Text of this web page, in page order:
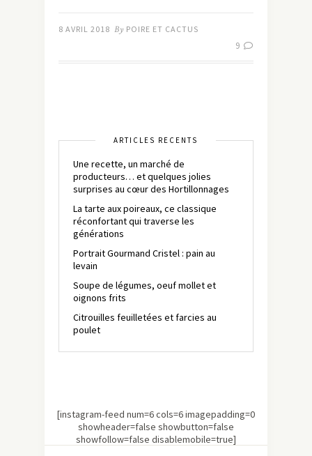
8 AVRIL 2018 By POIRE ET CACTUS
9
ARTICLES RÉCENTS
Une recette, un marché de
producteurs… et quelques jolies
surprises au cœur des Hortillonnages
La tarte aux poireaux, ce classique
réconfortant qui traverse les
générations
Portrait Gourmand Cristel : pain au
levain
Soupe de légumes, oeuf mollet et
oignons frits
Citrouilles feuilletées et farcies au
poulet
[instagram-feed num=6 cols=6 imagepadding=0
showheader=false showbutton=false
showfollow=false disablemobile=true]